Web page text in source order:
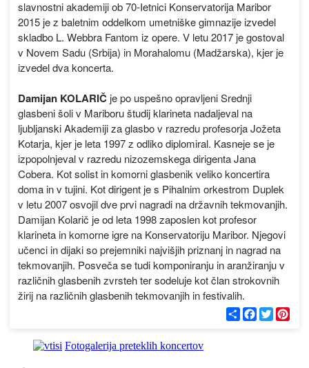
slavnostni akademiji ob 70-Ietnici Konservatorija Maribor
2015 je z baletnim oddelkom umetniške gimnazije izvedel
skladbo L. Webbra Fantom iz opere. V letu 2017 je gostoval
v Novem Sadu (Srbija) in Morahalomu (Madžarska), kjer je
izvedel dva koncerta.
Damijan KOLARIČje po uspešno opravljeni Srednji
glasbeni šoli v Mariboru študij klarineta nadaljeval na
ljubljanski Akademiji za glasbo v razredu profesorja Jožeta
Kotarja, kjer je leta 1997 z odliko diplomiral. Kasneje se je
izpopolnjeval v razredu nizozemskega dirigenta Jana
Cobera. Kot solist in komorni glasbenik veliko koncertira
doma in v tujini. Kot dirigent je s Pihalnim orkestrom Duplek
v letu 2007 osvojil dve prvi nagradi na državnih tekmovanjih.
Damijan Kolarič je od leta 1998 zaposlen kot profesor
klarineta in komorne igre na Konservatoriju Maribor. Njegovi
učenci in dijaki so prejemniki najvišjih priznanj in nagrad na
tekmovanjih. Posveča se tudi komponiranju in aranžiranju v
različnih glasbenih zvrsteh ter sodeluje kot član strokovnih
žirij na različnih glasbenih tekmovanjih in festivalih.
С
п
F
a
T
w
Fotogalerija preteklih koncertov